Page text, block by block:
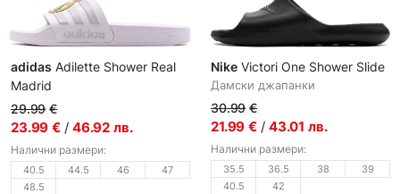
adidas Adilette Shower Real
Madrid
Мъжки джапанки
29.99 €
23.99 € / 46.92 лв.
Налични размери:
40.5 44.5 46
47
48.5
Nike Victori One Shower Slide
Дамски джапанки
30.99 €
21.99 € / 43.01 лв.
Налични размери:
35.5 36.5 38
39
40.5
42